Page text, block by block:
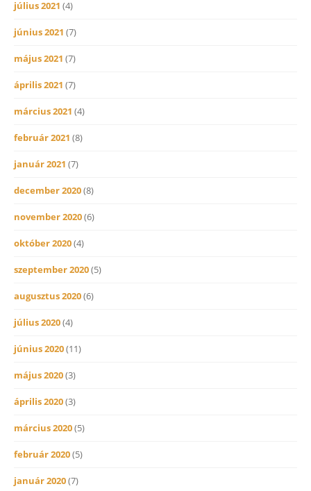
július 2021 (4)
június 2021 (7)
május 2021 (7)
április 2021 (7)
március 2021 (4)
február 2021 (8)
január 2021 (7)
december 2020(8)
november 2020(6)
október 2020(4)
szeptember 2020(5)
augusztus 2020(6)
július 2020(4)
június 2020(11)
május 2020(3)
április 2020(3)
március 2020(5)
február 2020(5)
január 2020(7)